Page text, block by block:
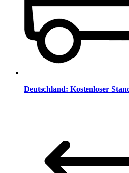
Deutschland: Kostenloser